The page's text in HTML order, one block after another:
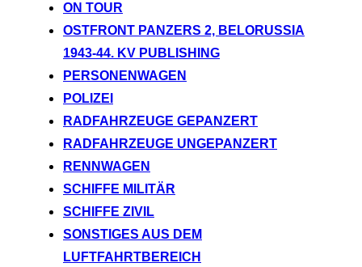
ON TOUR
OSTFRONT PANZERS 2, BELORUSSIA
1943-44. KV PUBLISHING
PERSONENWAGEN
POLIZEI
RADFAHRZEUGE GEPANZERT
RADFAHRZEUGE UNGEPANZERT
RENNWAGEN
SCHIFFE MILITÄR
SCHIFFE ZIVIL
SONSTIGES AUS DEM
LUFTFAHRTBEREICH